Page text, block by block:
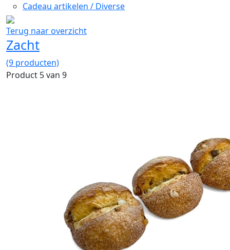
Cadeau artikelen / Diverse
Terug naar overzicht
Zacht
(9 producten)
Product 5 van 9